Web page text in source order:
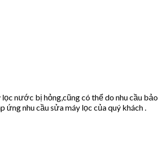
nước bị hỏng,cũng có thể do nhu cầu bảo
ứng nhu cầu sửa máy lọc của quý khách .